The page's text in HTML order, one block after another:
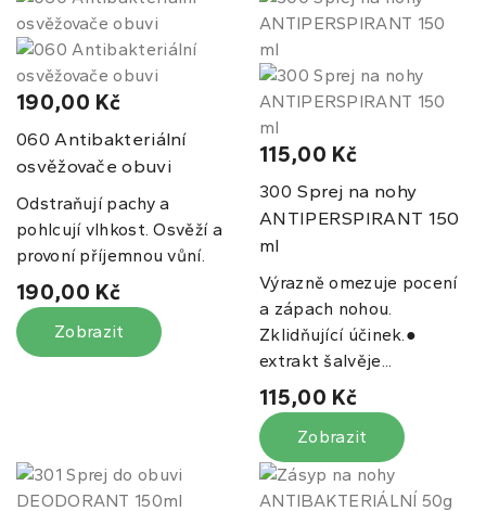
190,00 Kč
060 Antibakteriální
osvěžovače obuvi
Odstraňují pachy a
pohlcují vlhkost. Osvěží a
provoní příjemnou vůní.
190,00 Kč
Zobrazit
115,00 Kč
300 Sprej na nohy
ANTIPERSPIRANT 150
ml
Výrazně omezuje pocení
a zápach nohou.
Zklidňující účinek.●
extrakt šalvěje...
115,00 Kč
Zobrazit